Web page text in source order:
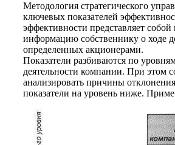
Методология стратегического
ключевых показателей
эффективности представляет
информацию собственнику о ходе
определенных акционерами.
Показатели разбиваются по
деятельности компании. При этом
анализировать причины
показатели на уровень ниже.